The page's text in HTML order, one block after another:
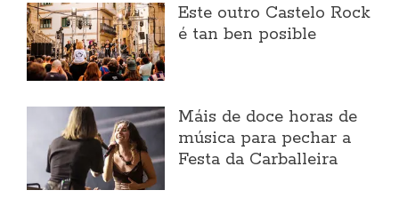
Este outro Castelo Rock
é tan ben posible
Máis de doce horas de
música para pechar a
Festa da Carballeira